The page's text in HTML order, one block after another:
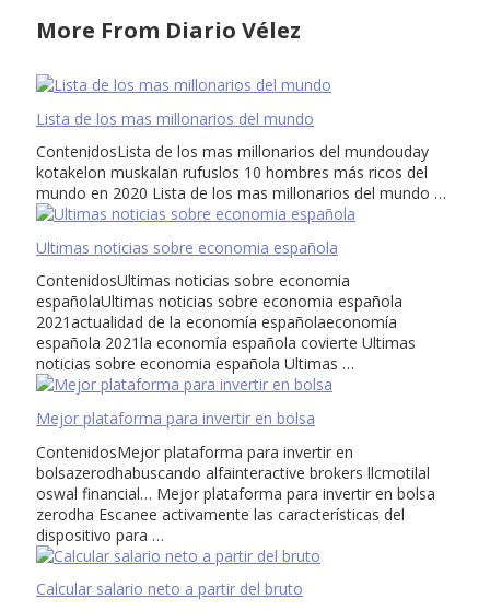
More From Diario Vélez
Lista de los mas millonarios del mundo
ContenidosLista de los mas millonarios del mundouday
kotakelon muskalan rufuslos 10 hombres más ricos del
mundo en 2020 Lista de los mas millonarios del mundo …
Ultimas noticias sobre economia española
ContenidosUltimas noticias sobre economia
españolaUltimas noticias sobre economia española
2021actualidad de la economía españolaeconomía
española 2021la economía española covierte Ultimas
noticias sobre economia española Ultimas …
Mejor plataforma para invertir en bolsa
ContenidosMejor plataforma para invertir en
bolsazerodhabuscando alfainteractive brokers llcmotilal
oswal financial… Mejor plataforma para invertir en bolsa
zerodha Escanee activamente las características del
dispositivo para …
Calcular salario neto a partir del bruto